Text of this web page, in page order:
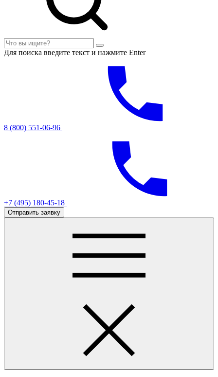
Для поиска введите текст и нажмите Enter
8 (800) 551-06-96
+7 (495) 180-45-18
Отправить заявку